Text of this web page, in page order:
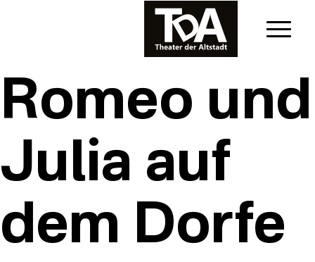
Romeo und
Julia auf
dem Dorfe